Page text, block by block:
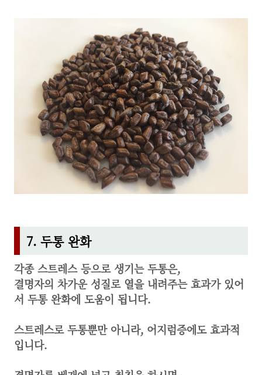
7. 두통 완화
각종 스트레스 등으로 생기는 두통은,
결명자의 차가운 성질로 열을 내려주는 효과가 있어
서 두통 완화에 도움이 됩니다.
스트레스로 두통뿐만 아니라, 어지럼증에도 효과적
입니다.